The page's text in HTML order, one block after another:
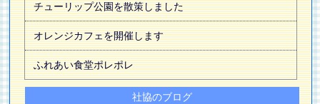
チューリップ公園を散策しました
オレンジカフェを開催します
ふれあい食堂ポレポレ
社協のブログ